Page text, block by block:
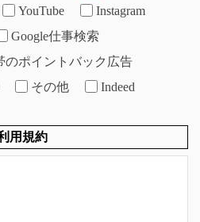
YouTube
Instagram
Google仕事検索
のポイントバック広告
その他 Indeed
用規約